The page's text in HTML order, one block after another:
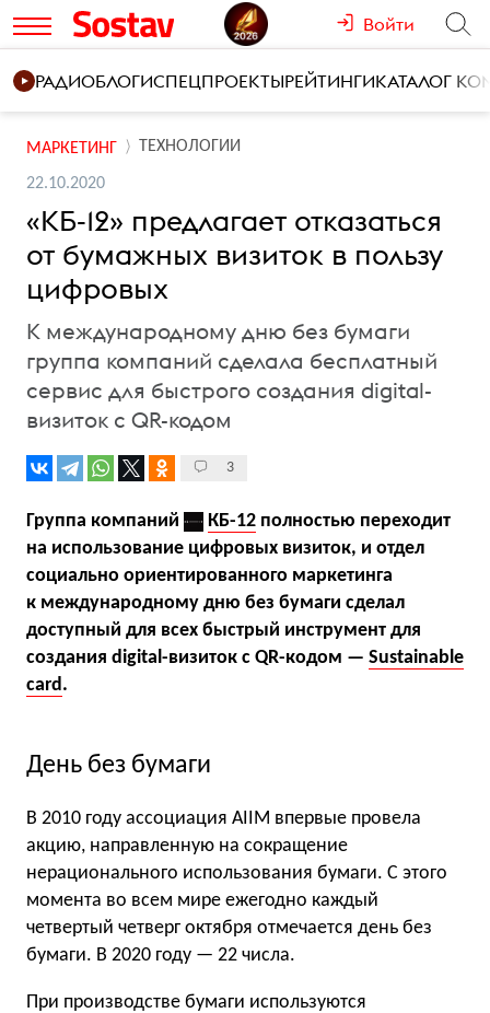
Войти
РАДИОБЛОГИСПЕЦПРОЕКТЫРЕЙТИНГИКАТАЛОГ
МАРКЕТИНГ ТЕХНОЛОГИИ
22.10.2020
«КБ-12» предлагает отказаться
от бумажных визиток в пользу
цифровых
К международному дню без бумаги
группа компаний сделала бесплатный
сервис для быстрого создания digital-
визиток с QR-кодом
3
Группа компаний КБ-12 полностью переходит
на использование цифровых визиток, и отдел
социально ориентированного маркетинга
к международному дню без бумаги сделал
доступный для всех быстрый инструмент для
создания digital-визиток с QR-кодом — Sustainable
card.
День без бумаги
В 2010 году ассоциация AIIM впервые провела
акцию, направленную на сокращение
нерационального использования бумаги. С этого
момента во всем мире ежегодно каждый
четвертый четверг октября отмечается день без
бумаги. В 2020 году — 22 числа.
При производстве бумаги используются